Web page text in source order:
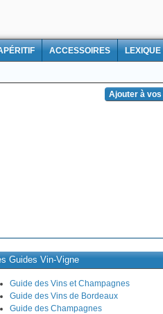
ACCESSOIRES LEXIQUE
Guides Vin-Vigne
Guide des Vins et Champagnes
Guide des Vins de Bordeaux
Guide des Champagnes